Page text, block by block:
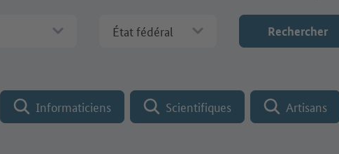
État fédéral Rechercher
Informaticiens Scientifiques Artisans